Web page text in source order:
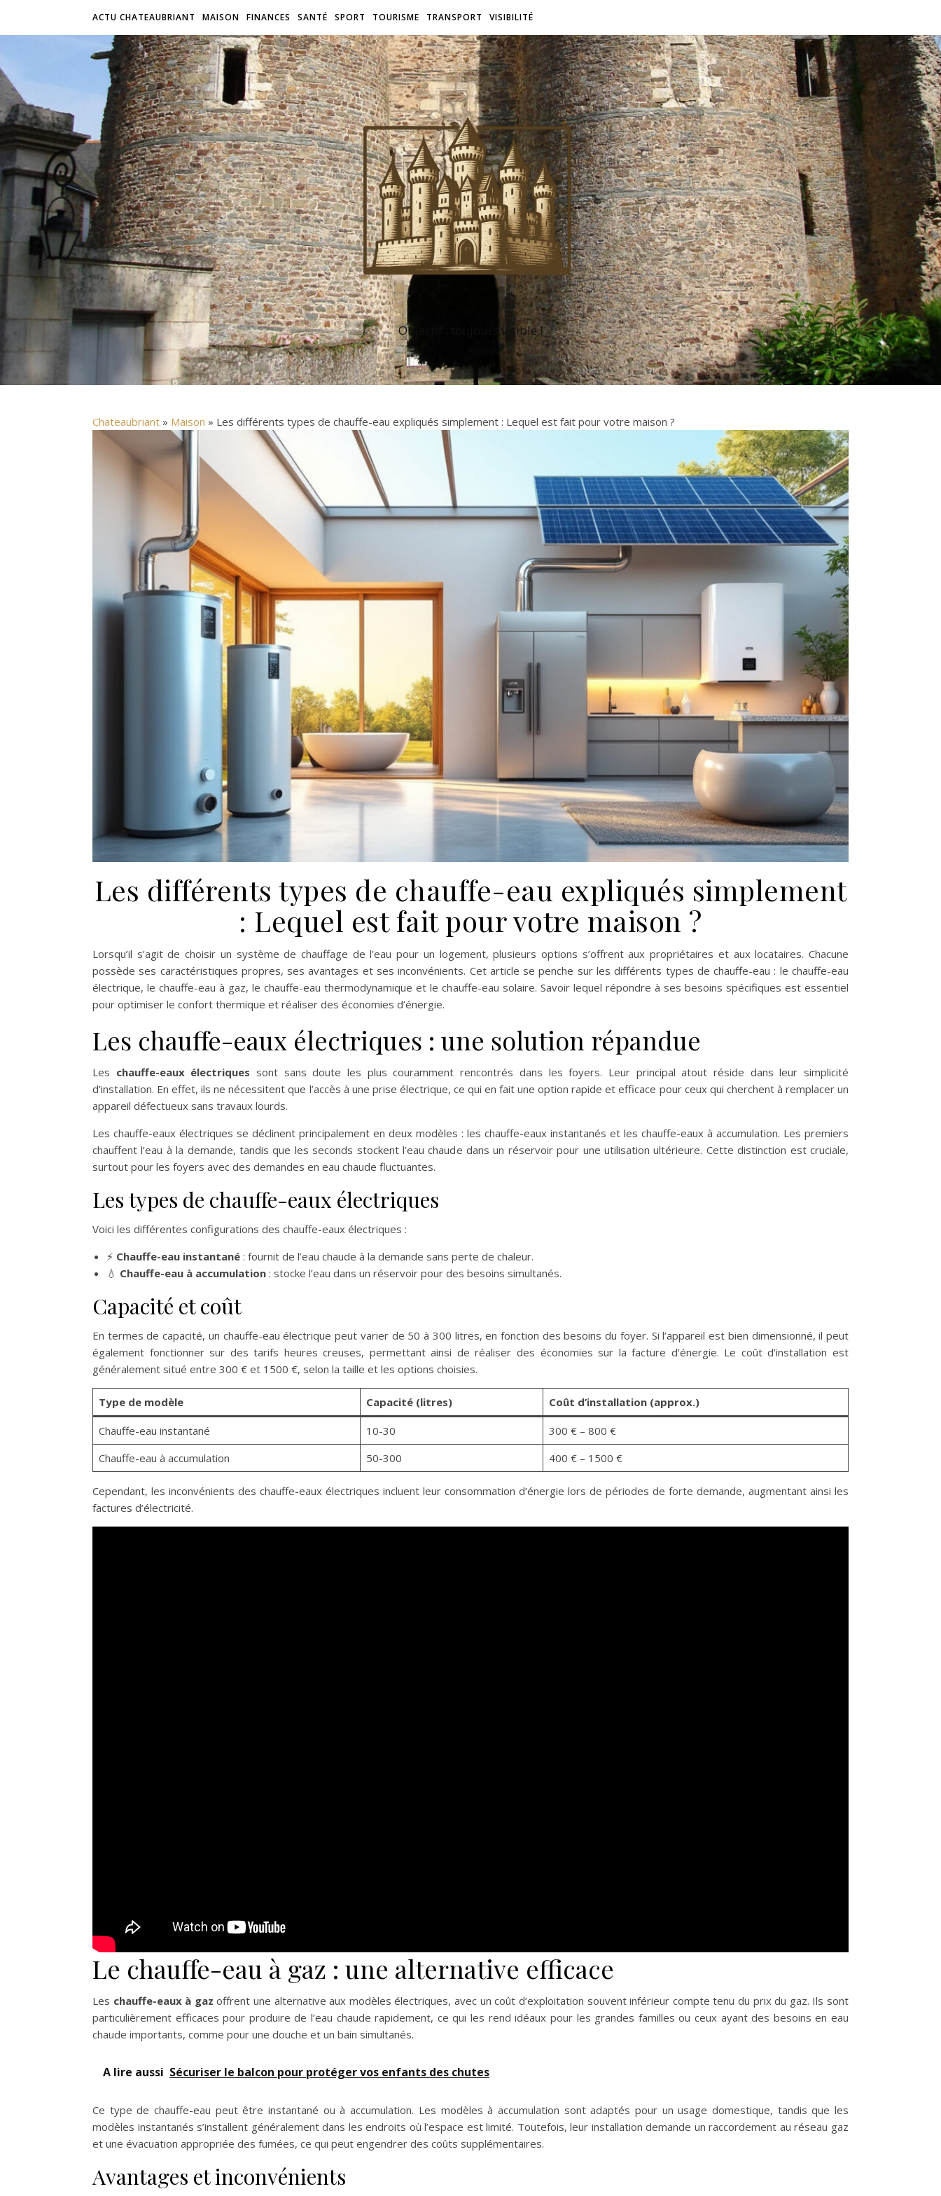
ACTU CHATEAUBRIANT MAISON FINANCES SANTÉ SPORT TOURISME TRANSPORT VISIBILITÉ
Objectif : toujours visible !
Chateaubriant » Maison » Les différents types de chauffe-eau expliqués simplement : Lequel est fait pour votre maison ?
Les différents types de chauffe-eau expliqués simplement
: Lequel est fait pour votre maison ?
Lorsqu’il s’agit de choisir un système de chauffage de l’eau pour un logement, plusieurs options s’offrent aux propriétaires et aux locataires. Chacune
possède ses caractéristiques propres, ses avantages et ses inconvénients. Cet article se penche sur les différents types de chauffe-eau : le chauffe-eau
électrique, le chauffe-eau à gaz, le chauffe-eau thermodynamique et le chauffe-eau solaire. Savoir lequel répondre à ses besoins spécifiques est essentiel
pour optimiser le confort thermique et réaliser des économies d’énergie.
Les chauffe-eaux électriques : une solution répandue
Les chauffe-eaux électriques sont sans doute les plus couramment rencontrés dans les foyers. Leur principal atout réside dans leur simplicité
d’installation. En effet, ils ne nécessitent que l’accès à une prise électrique, ce qui en fait une option rapide et efficace pour ceux qui cherchent à remplacer un
appareil défectueux sans travaux lourds.
Les chauffe-eaux électriques se déclinent principalement en deux modèles : les chauffe-eaux instantanés et les chauffe-eaux à accumulation. Les premiers
chauffent l’eau à la demande, tandis que les seconds stockent l’eau chaude dans un réservoir pour une utilisation ultérieure. Cette distinction est cruciale,
surtout pour les foyers avec des demandes en eau chaude fluctuantes.
Les types de chauffe-eaux électriques
Voici les différentes configurations des chauffe-eaux électriques :
⚡ Chauffe-eau instantané : fournit de l’eau chaude à la demande sans perte de chaleur.
💧 Chauffe-eau à accumulation : stocke l’eau dans un réservoir pour des besoins simultanés.
Capacité et coût
En termes de capacité, un chauffe-eau électrique peut varier de 50 à 300 litres, en fonction des besoins du foyer. Si l’appareil est bien dimensionné, il peut
également fonctionner sur des tarifs heures creuses, permettant ainsi de réaliser des économies sur la facture d’énergie. Le coût d’installation est
généralement situé entre 300 € et 1500 €, selon la taille et les options choisies.
Type de modèle Capacité (litres) Coût d’installation (approx.)
Chauffe-eau instantané 10-30
300 € – 800 €
Chauffe-eau à accumulation
50-300 400 € – 1500 €
Cependant, les inconvénients des chauffe-eaux électriques incluent leur consommation d’énergie lors de périodes de forte demande, augmentant ainsi les
factures d’électricité.
Le chauffe-eau à gaz : une alternative efficace
Les chauffe-eaux à gaz offrent une alternative aux modèles électriques, avec un coût d’exploitation souvent inférieur compte tenu du prix du gaz. Ils sont
particulièrement efficaces pour produire de l’eau chaude rapidement, ce qui les rend idéaux pour les grandes familles ou ceux ayant des besoins en eau
chaude importants, comme pour une douche et un bain simultanés.
A lire aussi Sécuriser le balcon pour protéger vos enfants des chutes
Ce type de chauffe-eau peut être instantané ou à accumulation. Les modèles à accumulation sont adaptés pour un usage domestique, tandis que les
modèles instantanés s’installent généralement dans les endroits où l’espace est limité. Toutefois, leur installation demande un raccordement au réseau gaz
et une évacuation appropriée des fumées, ce qui peut engendrer des coûts supplémentaires.
Avantages et inconvénients